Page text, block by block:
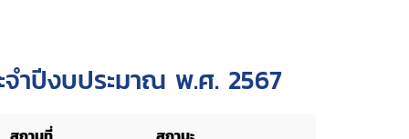
ำปีงบประมาณ พ.ศ. 2567